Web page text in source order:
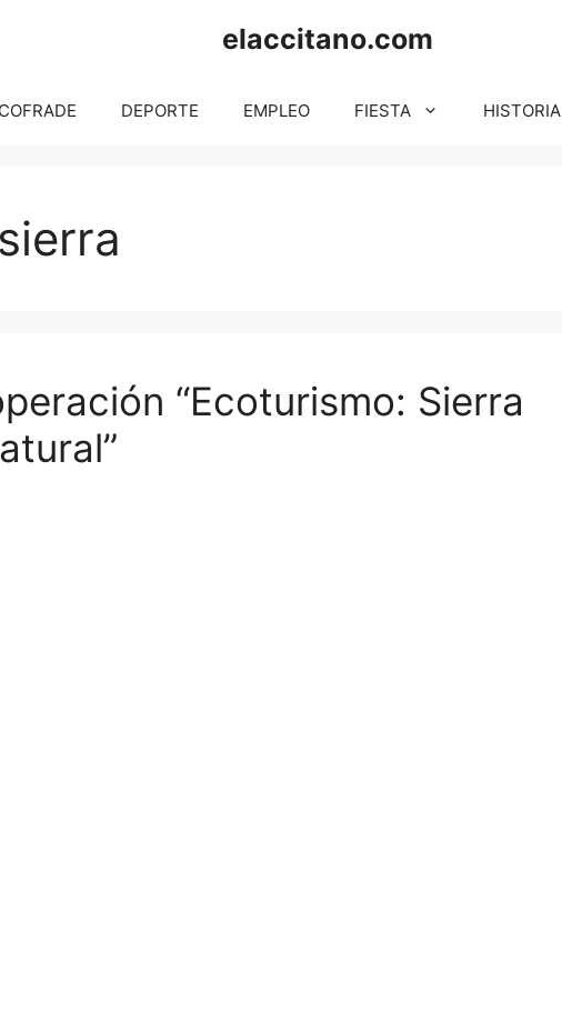
elaccitano.com
COFRADE DEPORTE EMPLEO FIESTA HISTORIA
“Ecoturismo: Sierra